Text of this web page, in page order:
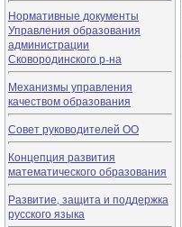
Нормативные документы
Управления образования
администрации
Сковородинского р-на
Механизмы управления
качеством образования
Совет руководителей ОО
Концепция развития
математического образования
Развитие, защита и поддержка
русского языка